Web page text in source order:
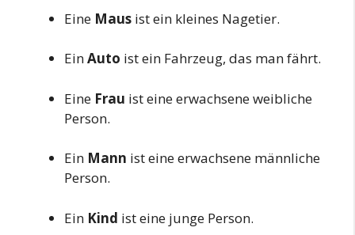
Eine Maus ist ein kleines Nagetier.
EinAuto ist ein Fahrzeug, das man fährt.
Eine Frau ist eine erwachsene weibliche
Person.
Ein Mann ist eine erwachsene männliche
Person.
Ein Kind ist eine junge Person.